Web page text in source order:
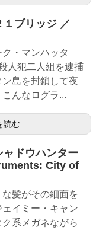
１ブリッジ ／
・マンハッタ
人犯二人組を逮捕
島を封鎖して夜
んなログラ...
読む
ャドウハンター
City of
髪がその細面を
イミー・キャン
系メガネながら